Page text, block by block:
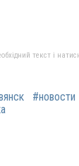
текст і
#новости